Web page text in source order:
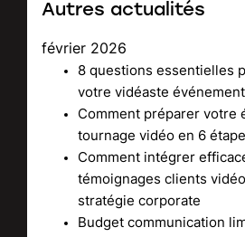
Autres actualités
février 2026
8 questions essentielles
votre vidéaste
Comment préparer votre
tournage vidéo en 6
Comment intégrer
témoignages clients
stratégie corporate
Budget communication